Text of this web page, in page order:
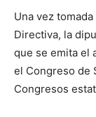
Una vez
Directiva, la
que se emita el
el Congreso de
Congresos